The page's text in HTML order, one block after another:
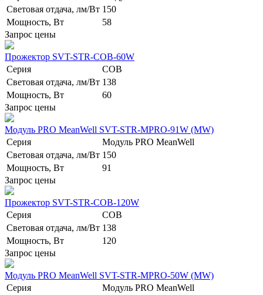
Световая отдача, лм/Вт 150
Мощность, Вт
58
Запрос цены
Прожектор SVT-STR-COB-60W
Серия
COB
Световая отдача, лм/Вт 138
Мощность, Вт
60
Запрос цены
Модуль PRO MeanWell SVT-STR-MPRO-91W (MW)
Серия
Модуль PRO MeanWell
Световая отдача, лм/Вт 150
Мощность, Вт
91
Запрос цены
Прожектор SVT-STR-COB-120W
Серия
COB
Световая отдача, лм/Вт 138
Мощность, Вт
120
Запрос цены
Модуль PRO MeanWell SVT-STR-MPRO-50W (MW)
Серия
Модуль PRO MeanWell